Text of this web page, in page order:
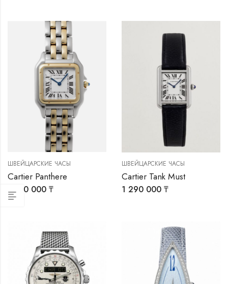
ШВЕЙЦАРСКИЕ ЧАСЫ
Cartier Panthere
4 110 000 ₸
ШВЕЙЦАРСКИЕ ЧАСЫ
Cartier Tank Must
1 290 000 ₸